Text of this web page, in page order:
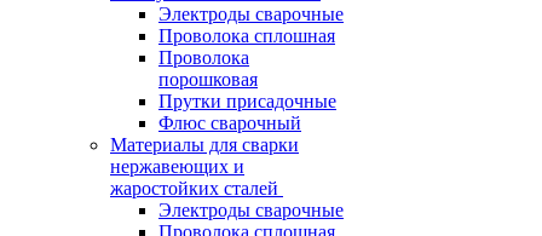
Электроды сварочные
Проволока сплошная
Проволока
порошковая
Прутки присадочные
Флюс сварочный
Материалы для сварки
нержавеющих и
жаростойких сталей
Электроды сварочные
Проволока сплошная